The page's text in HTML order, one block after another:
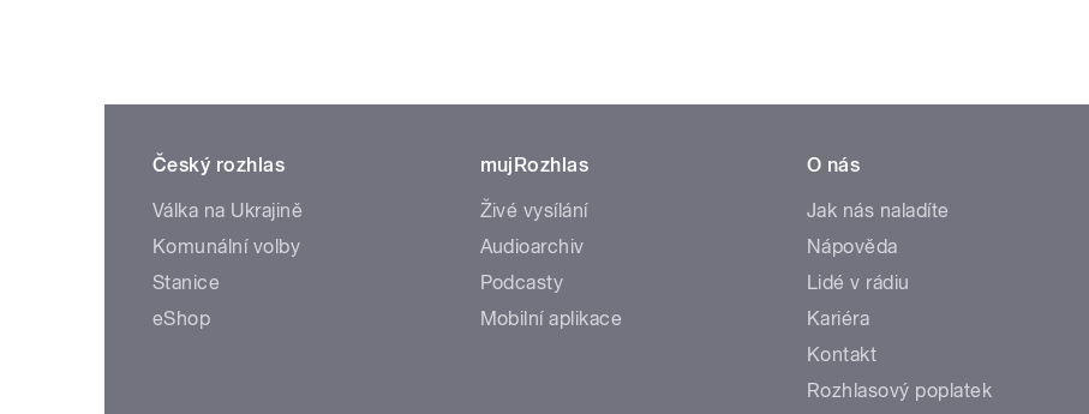
Český rozhlas
Válka na Ukrajině
Komunální volby
Stanice
eShop
mujRozhlas
Živé vysílání
Audioarchiv
Podcasty
Mobilní aplikace
O nás
Jak nás naladíte
Nápověda
Lidé v rádiu
Kariéra
Kontakt
Rozhlasový poplatek